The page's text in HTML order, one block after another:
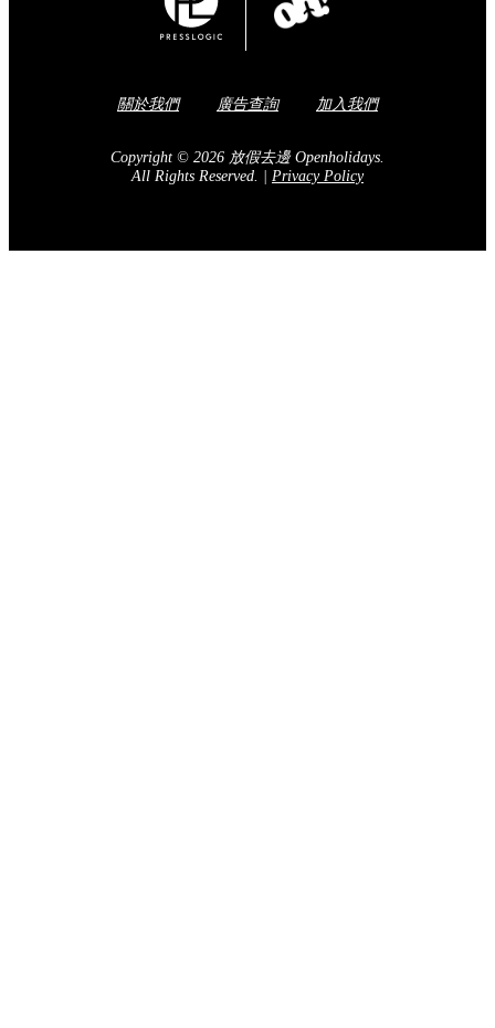
關於我們 廣告查詢 加入我們
Copyright © 2026 放假去邊 Openholidays.
All Rights Reserved. | Privacy Policy